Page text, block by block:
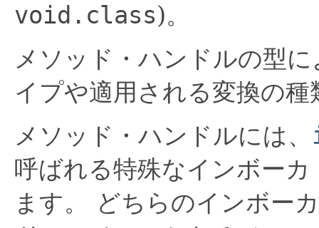
void.class)。
メソッド・ハンドルの型
イプや適用される変換の
メソッド・ハンドルには、
呼ばれる特殊なインボー
ます。
どちらのインボー